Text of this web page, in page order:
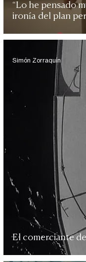
“Lo he pensado
ironía del plan
El comerciante
Simón Zorraquín